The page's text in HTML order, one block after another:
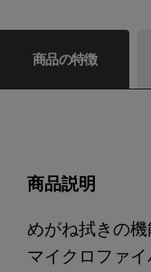
商品の特徴
商品説明
めがね拭きの
マイクロファ